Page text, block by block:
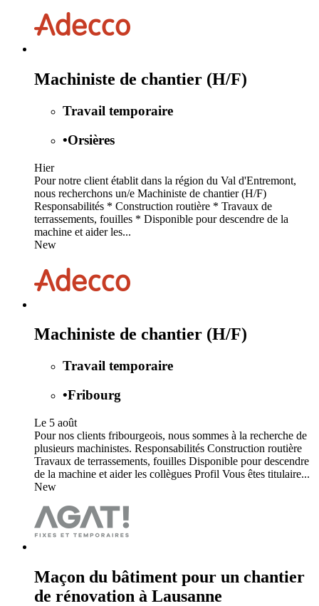
Machiniste de chantier (H/F)
Travail temporaire
•Orsières
Hier
Pour notre client établit dans la région du Val d'Entremont,
nous recherchons un/e Machiniste de chantier (H/F)
Responsabilités * Construction routière * Travaux de
terrassements, fouilles * Disponible pour descendre de la
machine et aider les...
New
Machiniste de chantier (H/F)
Travail temporaire
•Fribourg
Le 5 août
Pour nos clients fribourgeois, nous sommes à la recherche de
plusieurs machinistes. Responsabilités Construction routière
Travaux de terrassements, fouilles Disponible pour descendre
de la machine et aider les collègues Profil Vous êtes titulaire...
New
Maçon du bâtiment pour un chantier
de rénovation à Lausanne